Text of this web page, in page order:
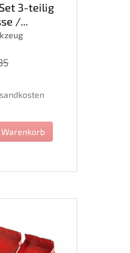
3-teilig
/...
Warenkorb